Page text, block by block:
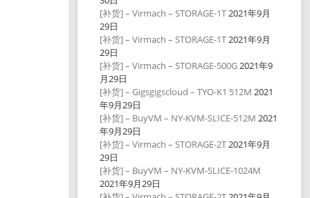
[补货] – Virmach – STORAGE-1T2021年9月
29日
[补货] – Virmach – STORAGE-1T2021年9月
29日
[补货] – Virmach – STORAGE-500G2021年9
月29日
[补货] – Gigsgigscloud – TYO-K1 512M 2021
年9月29日
[补货] – BuyVM – NY-KVM-SLICE-512M 2021
年9月29日
[补货] – Virmach – STORAGE-2T2021年9月
29日
[补货] – BuyVM – NY-KVM-SLICE-1024M
2021年9月29日